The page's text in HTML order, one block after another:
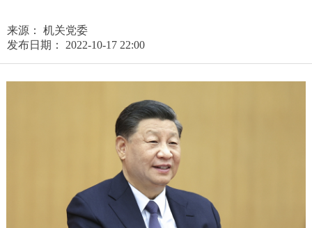
来源： 机关党委
发布日期： 2022-10-17 22:00